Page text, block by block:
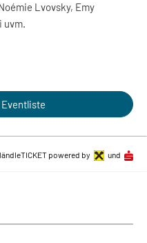
Lvovsky, Emy
uvm.
ländleTICKET powered by und